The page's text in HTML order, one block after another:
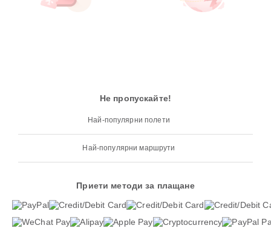
Не пропускайте!
Най-популярни полети
Най-популярни маршрути
Приети методи за плащане